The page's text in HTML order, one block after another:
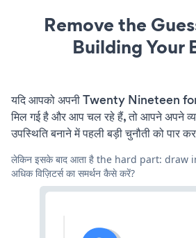
Remove the
Building Your
यदि आपको अपनी Twenty Nineteen
मिल गई है और आप चल रहे हैं, तो आपने अपने
उपस्थिति बनाने में पहली बड़ी चुनौती को पार
लेकिन इसके बाद आता है the hard part:
अधिक विज़िटर्स का समर्थन कैसे करें?